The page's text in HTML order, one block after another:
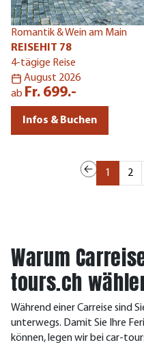
Romantik & Wein am Main
REISEHIT 78
4-tägige Reise
August 2026
ab Fr. 699.-
Infos & Buchen
1 2
Warum
tours.ch
Während einer Carreise sind
unterwegs. Damit Sie Ihre
können, legen wir bei car-